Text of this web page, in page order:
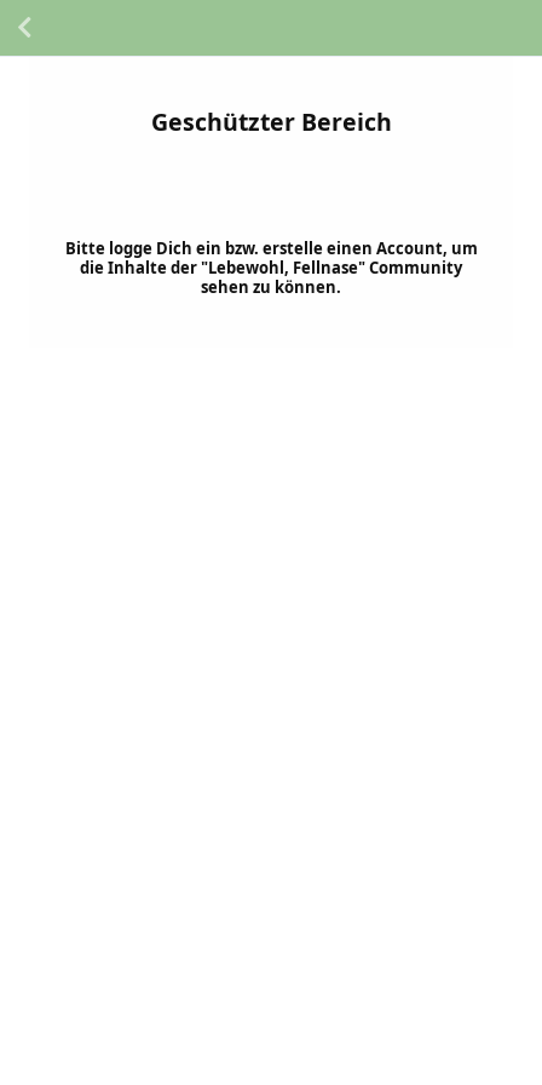
Geschützter Bereich
Bitte logge Dich ein bzw. erstelle einen Account, um
die Inhalte der "Lebewohl, Fellnase" Community
sehen zu können.